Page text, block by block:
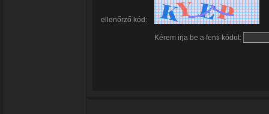
ellenőrző kód:
Kérem irja be a fenti kódot: